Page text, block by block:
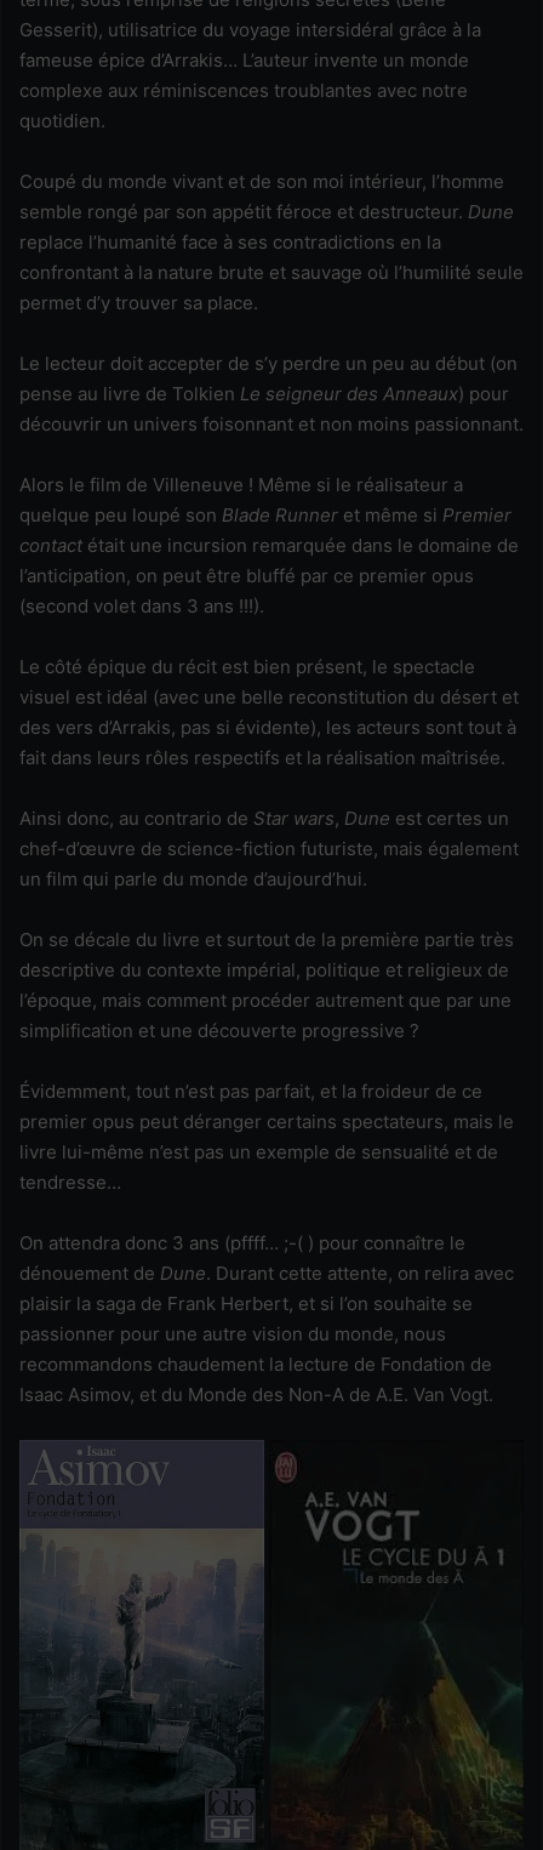
Gesserit), utilisatrice du voyage intersidéral grâce à la
fameuse épice d’Arrakis… L’auteur invente un monde
complexe aux réminiscences troublantes avec notre
quotidien.
Coupé du monde vivant et de son moi intérieur, l’homme
semble rongé par son appétit féroce et destructeur. Dune
replace l’humanité face à ses contradictions en la
confrontant à la nature brute et sauvage où l’humilité seule
permet d’y trouver sa place.
Le lecteur doit accepter de s’y perdre un peu au début (on
pense au livre de Tolkien Le seigneur des Anneaux) pour
découvrir un univers foisonnant et non moins passionnant.
Alors le film de Villeneuve ! Même si le réalisateur a
quelque peu loupé son Blade Runner et même si Premier
contact était une incursion remarquée dans le domaine de
l’anticipation, on peut être bluffé par ce premier opus
(second volet dans 3 ans !!!).
Le côté épique du récit est bien présent, le spectacle
visuel est idéal (avec une belle reconstitution du désert et
des vers d’Arrakis, pas si évidente), les acteurs sont tout à
fait dans leurs rôles respectifs et la réalisation maîtrisée.
Ainsi donc, au contrario de Star wars, Dune est certes un
chef-d’œuvre de science-fiction futuriste, mais également
un film qui parle du monde d’aujourd’hui.
On se décale du livre et surtout de la première partie très
descriptive du contexte impérial, politique et religieux de
l’époque, mais comment procéder autrement que par une
simplification et une découverte progressive ?
Évidemment, tout n’est pas parfait, et la froideur de ce
premier opus peut déranger certains spectateurs, mais le
livre lui-même n’est pas un exemple de sensualité et de
tendresse…
On attendra donc 3 ans (pffff… ;-( ) pour connaître le
dénouement de Dune. Durant cette attente, on relira avec
plaisir la saga de Frank Herbert, et si l’on souhaite se
passionner pour une autre vision du monde, nous
recommandons chaudement la lecture de Fondation de
Isaac Asimov, et du Monde des Non-A de A.E. Van Vogt.